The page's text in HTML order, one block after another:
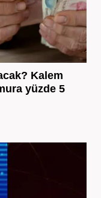
Kalem
yüzde 5